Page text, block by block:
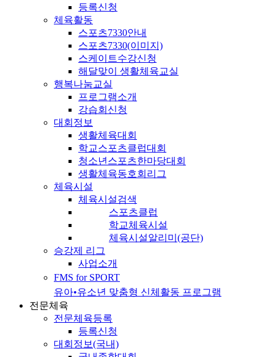
등록신청
체육활동
스포츠7330안내
스포츠7330(이미지)
스케이트수강신청
해달맞이 생활체육교실
행복나눔교실
프로그램소개
강습회신청
대회정보
생활체육대회
학교스포츠클럽대회
청소년스포츠한마당대회
생활체육동호회리그
체육시설
체육시설검색
스포츠클럽
학교체육시설
체육시설알리미(공단)
승강제 리그
사업소개
FMS for SPORT
유아•유소년 맞춤형 신체활동 프로그램
전문체육
전문체육등록
등록신청
대회정보(국내)